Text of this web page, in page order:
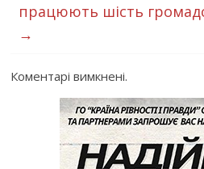
працюють шість
→
Коментарі вимкнені.